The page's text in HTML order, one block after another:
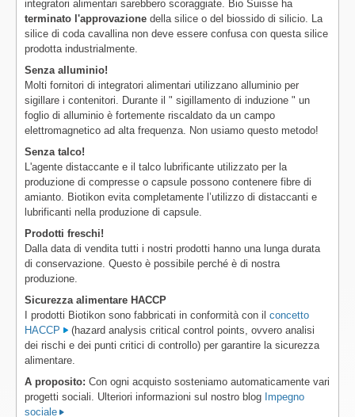
integratori alimentari sarebbero scoraggiate. Bio Suisse ha
terminato l'approvazione della silice o del biossido di silicio. La
silice di coda cavallina non deve essere confusa con questa silice
prodotta industrialmente.
Senza alluminio!
Molti fornitori di integratori alimentari utilizzano alluminio per
sigillare i contenitori. Durante il " sigillamento di induzione " un
foglio di alluminio è fortemente riscaldato da un campo
elettromagnetico ad alta frequenza. Non usiamo questo metodo!
Senza talco!
L'agente distaccante e il talco lubrificante utilizzato per la
produzione di compresse o capsule possono contenere fibre di
amianto. Biotikon evita completamente l’utilizzo di distaccanti e
lubrificanti nella produzione di capsule.
Prodotti freschi!
Dalla data di vendita tutti i nostri prodotti hanno una lunga durata
di conservazione. Questo è possibile perché è di nostra
produzione.
Sicurezza alimentare HACCP
I prodotti Biotikon sono fabbricati in conformità con il concetto
HACCP
(hazard analysis critical control points, ovvero analisi
dei rischi e dei punti critici di controllo) per garantire la sicurezza
alimentare.
A proposito: Con ogni acquisto sosteniamo automaticamente vari
progetti sociali. Ulteriori informazioni sul nostro blog Impegno
sociale